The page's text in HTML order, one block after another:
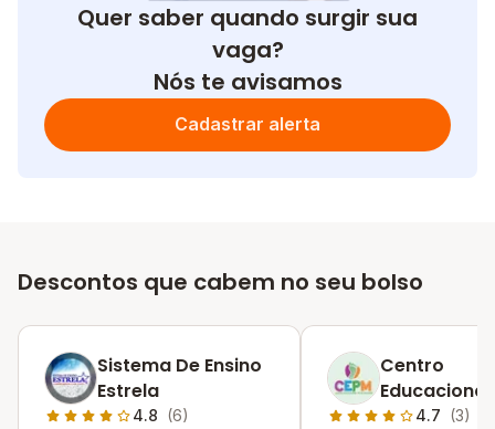
Quer saber quando surgir sua
vaga?
Nós te avisamos
Cadastrar alerta
Descontos que cabem no seu bolso
Sistema De Ensino
Estrela
4.8 (6)
Centro
Educacional
Moleque
4.7 (3)